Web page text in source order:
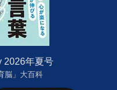
2026年夏号
脳」大百科